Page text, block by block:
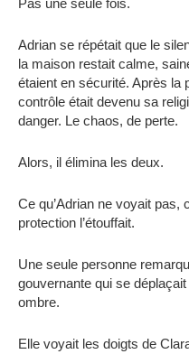
Pas une seule fois.
Adrian se répétait que le
la maison restait calme,
étaient en sécurité. Après la
contrôle était devenu sa
danger. Le chaos, de perte.
Alors, il élimina les deux.
Ce qu’Adrian ne voyait pas,
protection l’étouffait.
Une seule personne
gouvernante qui se
ombre.
Elle voyait les doigts de